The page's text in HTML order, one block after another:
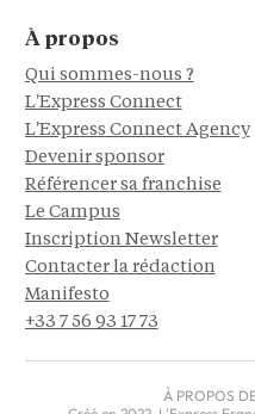
À propos
Qui sommes-nous ?
L'Express Connect
L'Express Connect Agency
Devenir sponsor
Référencer sa franchise
Le Campus
Inscription Newsletter
Contacter la rédaction
Manifesto
+33 7 56 93 17 73
À PROPOS